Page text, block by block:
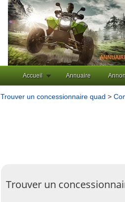
Accueil Annuaire
Trouver un concessionnaire quad >
Trouver un